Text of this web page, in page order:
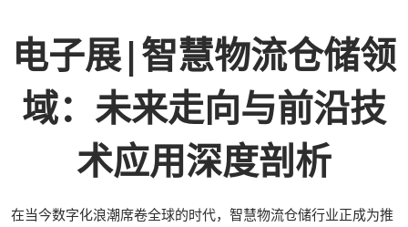
电子展|智慧物流仓储领
域：未来走向与前沿技
术应用深度剖析
在当今数字化浪潮席卷全球的时代，智慧物流仓储行业正成为推